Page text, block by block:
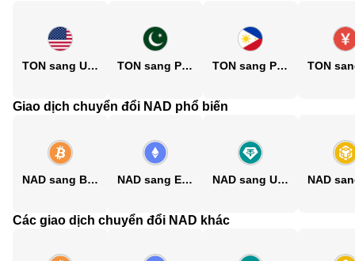
TON sang USD TON sang PKR TON sang PHP
Giao dịch chuyển đổi NAD phổ biến
NAD sang BTC NAD sang ETH NAD sang USDT
Các giao dịch chuyển đổi NAD khác